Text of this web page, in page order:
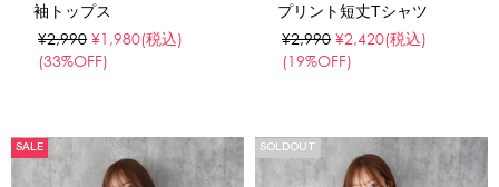
袖トップス
¥2,990 ¥1,980(税込)
(33%OFF)
プリント短丈Tシャツ
¥2,990 ¥2,420(税込)
(19%OFF)
SALE SOLDOUT